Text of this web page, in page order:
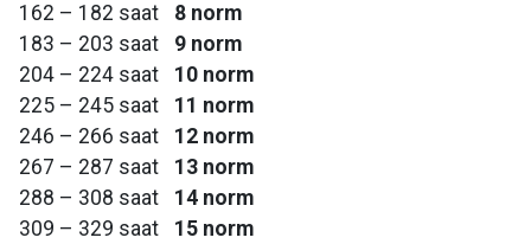
162 – 182 saat
8 norm
183 – 203 saat
9 norm
204 – 224 saat
10 norm
225 – 245 saat
11 norm
246 – 266 saat
12 norm
267 – 287 saat
13 norm
288 – 308 saat
14 norm
309 – 329 saat
15 norm